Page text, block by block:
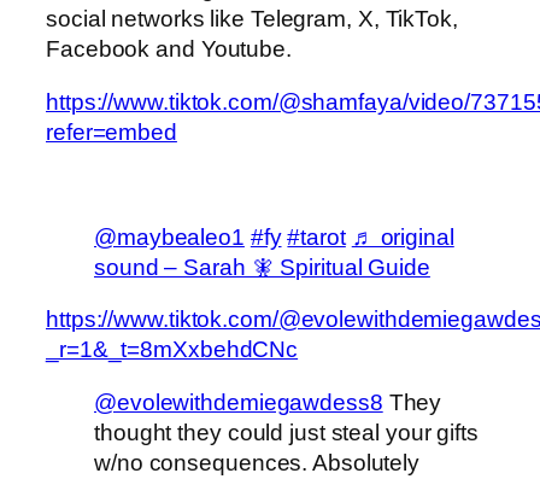
social networks like Telegram, X, TikTok,
Facebook and Youtube.
https://www.tiktok.com/@shamfaya/video/
refer=embed
@maybealeo1 #fy #tarot ♬ original
sound – Sarah 🧚 Spiritual Guide
https://www.tiktok.com/
_r=1&_t=8mXxbehdCNc
@evolewithdemiegawdess8 They
thought they could just steal your gifts
w/no consequences. Absolutely